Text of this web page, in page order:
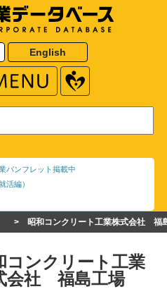
English
パンフレット掲載中
活編）
昭和コンクリート工業株式会社 福
コンクリート工業
会社 福島工場